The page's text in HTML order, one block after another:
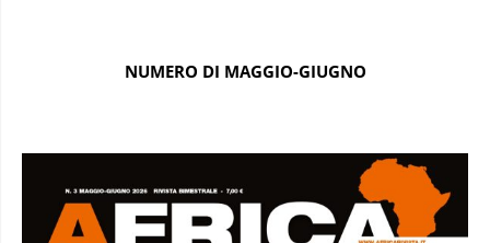
NUMERO DI MAGGIO-GIUGNO